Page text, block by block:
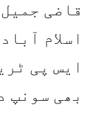
قاضی
اسلام
ایس پی
بھی سونپ